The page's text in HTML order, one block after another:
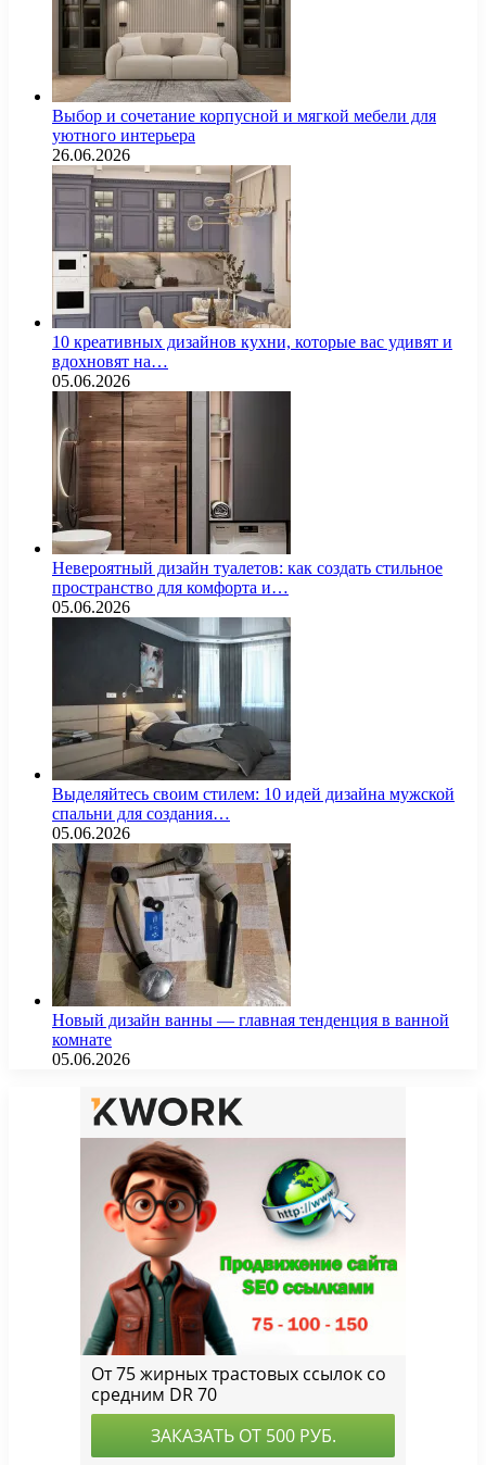
Выбор и сочетание корпусной и мягкой мебели для
уютного интерьера
26.06.2026
10 креативных дизайнов кухни, которые вас удивят и
вдохновят на…
05.06.2026
Невероятный дизайн туалетов: как создать стильное
пространство для комфорта и…
05.06.2026
Выделяйтесь своим стилем: 10 идей дизайна мужской
спальни для создания…
05.06.2026
Новый дизайн ванны — главная тенденция в ванной
комнате
05.06.2026